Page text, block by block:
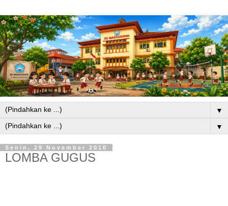
▼
▼
Senin, 29 November 2010
LOMBA GUGUS